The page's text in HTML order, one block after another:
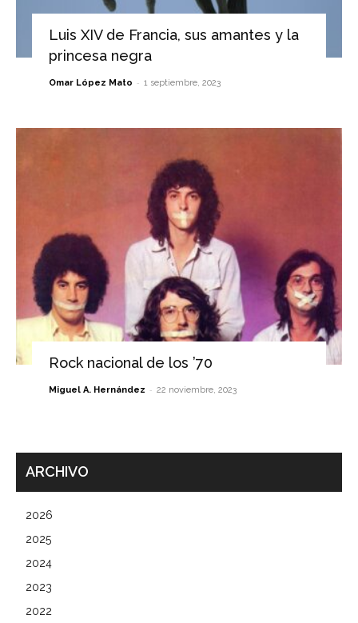
Luis XIV de Francia, sus amantes y la
princesa negra
Omar López Mato - 1 septiembre, 2023
Rock nacional de los ’70
Miguel A. Hernández - 22 noviembre, 2023
ARCHIVO
2026
2025
2024
2023
2022